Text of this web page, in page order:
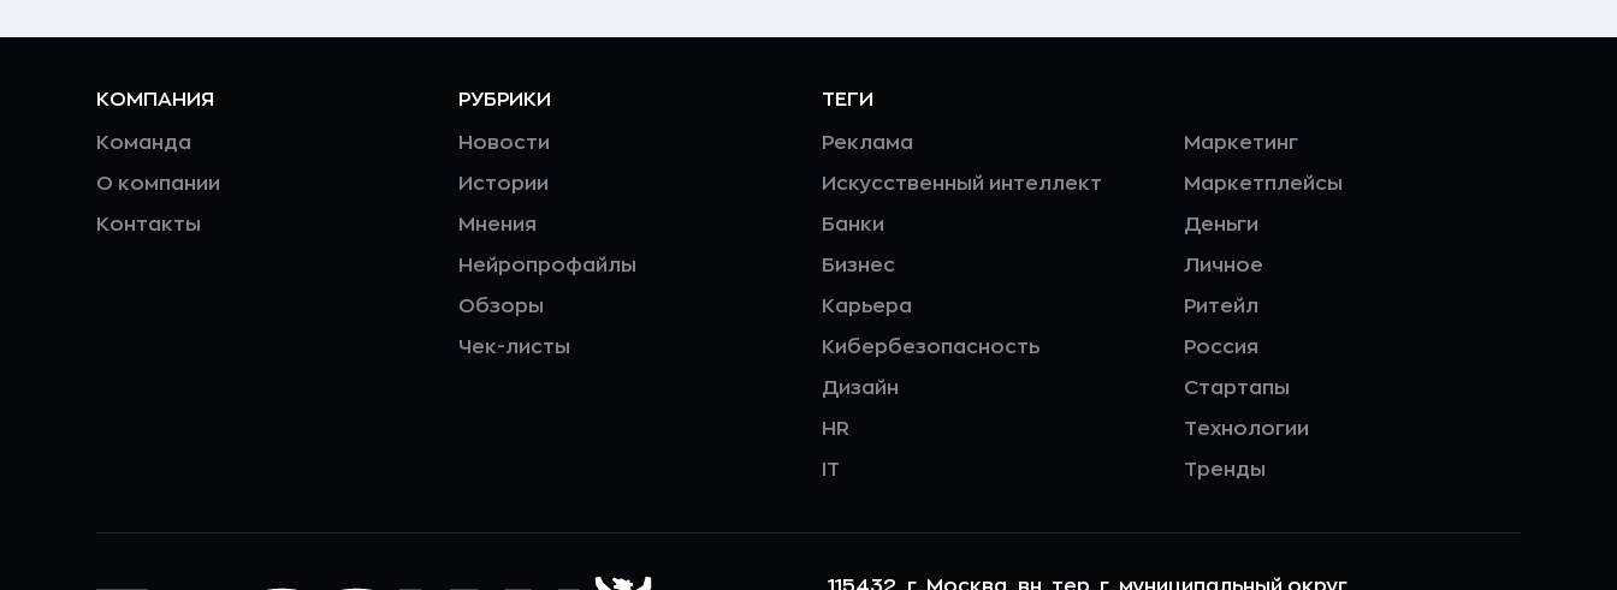
КОМПАНИЯ
Команда
О компании
Контакты
РУБРИКИ
Новости
Истории
Мнения
Нейропрофайлы
Обзоры
Чек-листы
ТЕГИ
Реклама
Искусственный интеллект
Банки
Бизнес
Карьера
Кибербезопасность
Дизайн
HR
IT
Маркетинг
Маркетплейсы
Деньги
Личное
Ритейл
Россия
Стартапы
Технологии
Тренды
115432, г. Москва, вн. тер. г. муниципальный округ